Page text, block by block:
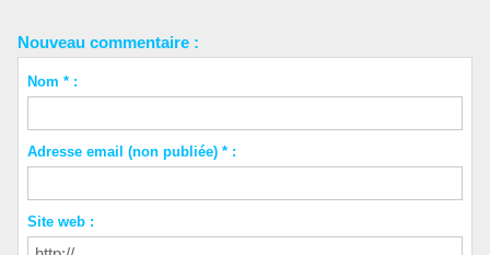
Nouveau commentaire :
Nom * :
Adresse email (non publiée) * :
Site web :